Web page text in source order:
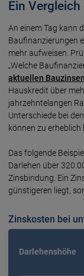
Ein
An einem Tag kann
Baufinanzierungen
mehr aufweisen.
„Welche
aktuellen Bauzinsen
Hauskredit über
jahrzehntelangen
Unterschiede bei
können zu
Das folgende
Darlehen über
Zinsbindung. Ein
günstigeren liegt,
Zinskosten bei
Darlehenshöhe